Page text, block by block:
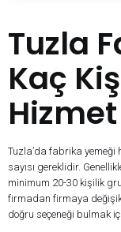
Tuzla
Kaç
Tuzla’da fabrika yemeği
sayısı gereklidir.
minimum 20-30 kişilik
firmadan firmaya
doğru seçeneği bulmak